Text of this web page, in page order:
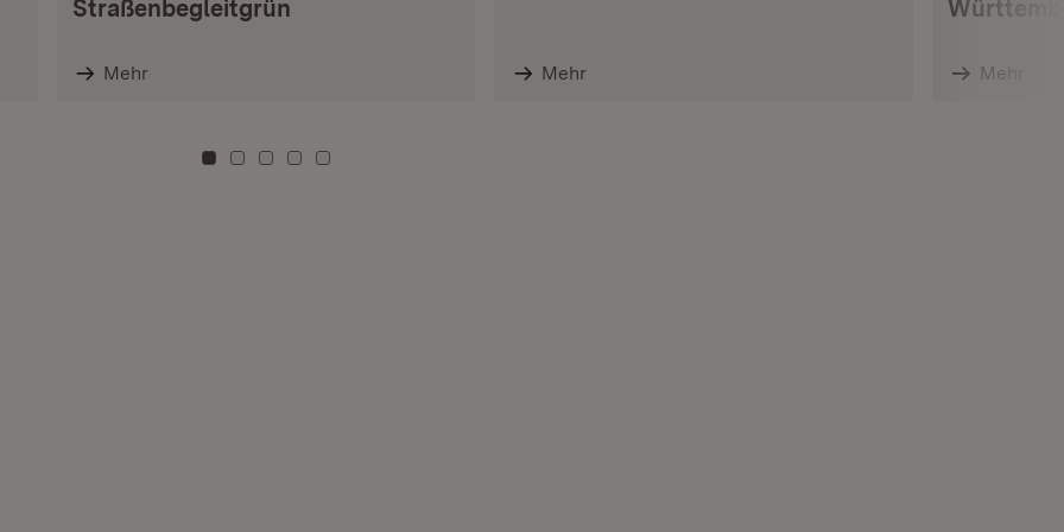
Straßenbegleitgrün
Mehr Mehr Mehr
Zu Kachel: 0
Zu Kachel: 3
Zu Kachel: 6
Zu Kachel: 9
Zu Kachel: 12